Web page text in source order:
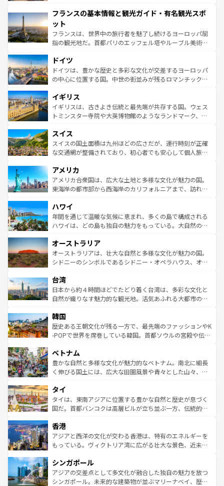
ませてくれるイタリアで、忘れられない旅をしてみよう！
なお、新着のイタリア情報は
しい。
文化が根付くこの国では、情熱的なフラメンコ、熱気あふ
れる闘牛、そして美味しいタパスが生活の一部となってい
る。首都マドリードの洗練された雰囲気や、バルセロナの
アートに溢れた街角から、地方では古代ローマ遺跡や中世
せる。地方によって風土や気候が異なるスペインはその個
性で訪れる人を魅了する。 なお、新着のスペイン情報は コ
ンテンツ一覧を参照してほしい。
フランスの基本情報と観光ガイド・有名観光スポ
ット
フランスは、世界中の旅行者を魅了し続けるヨーロッパ屈
指の観光地だ。首都パリのエッフェル塔やルーブル美術館
で、幅広い魅力が詰まっている。華麗な宮殿、歴史的な大
聖堂、美しいビーチ、そして豊かな自然が、訪れる者を心
から魅了する。また、フランスは美食の国としても知ら
いる。シャンパンの発祥地であるランス、プロヴァンスの
香り高いラベンダー畑など、多彩な楽しみ方が可能だ。さ
らに、パリ以外の地域にも魅力が溢れており、どの街角に
れる地方に足を運ぶとそれぞれで全く異なる文化を体験で
きるだろう。 なお、新着のフランス情報はコンテンツ一覧
を参照してほしい。
ドイツ
ドイツは、豊かな歴史と多彩な文化が交差するヨーロッパ
の中心に位置する国。中世の街並みが残るロマンチック街
顔を持つこの国は、どこを歩いても飽きることがない。ベ
ルリンの文化的活気、バイエルン州のアルプスの絶景、そ
してライン川沿いのワイン畑といった風景は必見。ビール
は、お酒好きな人にはぜひ体験してほしい。 なお、新着の
ドイツ情報はコンテンツ一覧を参照してほしい。
イギリス
イギリスは、古きよき伝統と最先端が共存する国。ウェス
トミンスター寺院や大英博物館のようなランドマーク、歴
リアごとに異なる魅力がある。また、優雅なアフタヌーン
ティー、ビール好きにはたまらない英国パブ、サッカー観
戦など、本場だからこそできる体験も豊富。イギリスを旅
ンツ一覧を参照してほしい。
スイス
スイスの国土面積は九州ほどの広さだが、運行時刻が正確
な交通網が整備されており、初心者でも安心して個人旅行
の建物がそのまま残る町や、スイスならではのユニークな
博物館もあり、アルプス観光だけでなく町歩きも満喫する
ことができる。国民の所得が高いため物価も高いが、旅行
ば市内交通費無料で観光を楽しむこともできる。 なお、新
着のスイス情報はコンテンツ一覧 を参照してほしい。
アメリカ
アメリカ合衆国は、広大な土地と多様な文化が魅力の国。
東海岸の都市部から西海岸のカリフォルニアまで、訪れる
のような巨大都市は、観光、ショッピング、エンターテイ
ンメントが詰まった刺激的なスポットだ。一方、アメリカ
西部には大自然が広がり、グランドキャニオンやイエロー
部のニューオーリンズでは、音楽と美食が融合した独特の
文化が魅力。旅行者はアメリカの各地域で異なる魅力を楽
しみながら、その多様性と豊かな歴史を感じることができ
ならではの贅沢な旅のスタイルだ。 なお、新着のアメリカ
情報はコンテンツ一覧を参照してほしい。
ハワイ
年間を通じて温暖な気候に恵まれ、多くの島で構成される
ハワイは、どの島も独自の魅力をもっている。大自然の神
ワイ島は見逃せない。また、定番の観光地といえばオアフ
島だが、静かな自然を求めるならマウイ島やカウアイ島が
おすすめ。エメラルドグリーンに輝く海をはじめ、豊かな
れるおもてなしの心で訪れる人々を迎えてくれるハワイの
人々、おいしいローカルフードやハワイアンミュージッ
ク、伝統的なフラダンスなど、すべてがハワイの魅力を彩
ワイを、存分に味わってほしい。 なお、新着のハワイ情報
はコンテンツ一覧を参照してほしい。
オーストラリア
オーストラリアは、壮大な自然と多様な文化が魅力の国。
シドニーのシンボルであるシドニー・オペラハウス、オー
リアリーフや大陸中央部にそびえるウルル（エアーズロッ
ク）、タスマニアの美しい原生林やケアンズの熱帯雨林な
ど、見どころがたくさん。また、カフェやワイン、オージ
いる。アクティビティも充実しており、サーフィンやダイ
ビング、ハイキングなど、アウトドア好きにはたまらな
い。オーストラリアの多彩な魅力を存分に味わいつくそ
参照してほしい。
台湾
日本から約４時間ほどでたどり着く台湾は、多彩な文化と
自然が織りなす魅力的な観光地。活気あふれる大都市の台
ン）、静ひつな山岳地帯である台湾東部など、都市の喧騒
と山間の静けさが共存しており、訪れる人に新しい発見と
驚きをもたらしてくれる。また、奥深い台湾の食文化も魅
容にもいいと評判のスイーツなど、バラエティ豊かな料理
が味わえる。 なお、新着の台湾情報は コンテンツ一覧を参
照してほしい。
韓国
歴史ある王朝文化が残る一方で、最先端のファッションやK
-POPで世界を席巻している韓国。首都ソウルの宮殿や伝統
き、地方に足を延ばせば四季折々の自然美を楽しむことが
できる。そして、キムチや焼肉、絶品のストリートフード
まで、さまざまな韓国料理が待っている。夜には、韓国な
リティに包まれながら、韓国の多彩な魅力を心ゆくまで味
わってみてほしい。 なお、新着の韓国情報はコンテンツ一
覧を参照してほしい。
ベトナム
豊かな自然と多様な文化が魅力的なベトナム。南北に細長
く伸びる国土には、広大な田園風景や青々とした山々、世
急速な発展と共に伝統が息づく。ハノイの古い町並みやホ
ーチミン市のフランス統治時代の建物も、独特の雰囲気を
醸し出している。また、バラエティの豊かさとおいしさで
とつ。フォーやバインミー、ベトナムコーヒーなどは、ぜ
ひ現地で味わいたい。どの地域を訪れてもあたたかい人々
が旅行者を迎えてくれるので、きっと忘れられない旅にな
参照してほしい。
タイ
タイは、東南アジアに位置する豊かな自然と歴史が息づく
国だ。首都バンコクは高層ビルが立ち並ぶ一方、伝統的な
の活気が交差している。北部ではチェンマイなどの山岳地
帯で自然と触れ合い、南部ではプーケットやクラビの美し
いビーチでリゾート気分を楽しむことができる。タイ料理
激する。気候は一年中温暖で、どの季節にも異なる楽しみ
が待っている。親しみやすいタイの人々、仏教を中心とし
た文化、そして多様な観光資源が、訪れる旅人を魅了し続
香港
アジアと西洋の文化が交わる香港は、特有のエネルギーを
もっている。ヴィクトリア湾に広がる壮大な景色、近未来
み、どこを訪れても感動するはず。観光スポットが密集し
ており、効率よく見どころを回れるのも魅力。息をのむよ
うな絶景から文化的な体験まで、香港を存分に楽しみ尽く
シンガポール
アジアの交差点として多文化が融合した独自の魅力を放つ
シンガポール。未来的な建築物が並ぶマリーナベイ、歴史